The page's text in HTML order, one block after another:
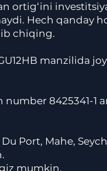
ortig‘ini
Hech qanday
chiqing.
manzilida
number 8425341-1
Port, Mahe,
mumkin.